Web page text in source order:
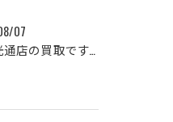
07
青森観光通店の買取です。